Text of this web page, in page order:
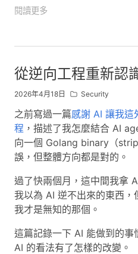
閱讀更多
從逆向工程重新認
2026年4月18日 Security
之前寫過一篇感謝 AI 讓我這
程 ，描述了我怎麼結合 AI
向一個 Golang binary（
誤，但整體方向都是對的。
過了快兩個月，這中間我拿
我以為 AI 逆不出來的東西，
我才是無知的那個。
這篇記錄一下 AI 能做到的
AI 的看法有了怎樣的改變。